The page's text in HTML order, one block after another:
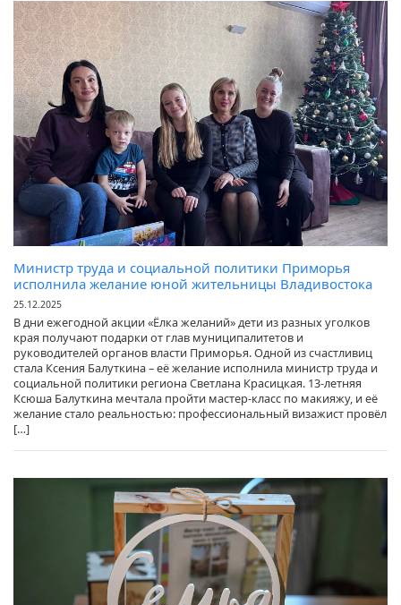
Министр труда и социальной политики Приморья
исполнила желание юной жительницы Владивостока
25.12.2025
В дни ежегодной акции «Ёлка желаний» дети из разных уголков
края получают подарки от глав муниципалитетов и
руководителей органов власти Приморья. Одной из счастливиц
стала Ксения Балуткина – её желание исполнила министр труда и
социальной политики региона Светлана Красицкая. 13-летняя
Ксюша Балуткина мечтала пройти мастер-класс по макияжу, и её
желание стало реальностью: профессиональный визажист провёл
[…]